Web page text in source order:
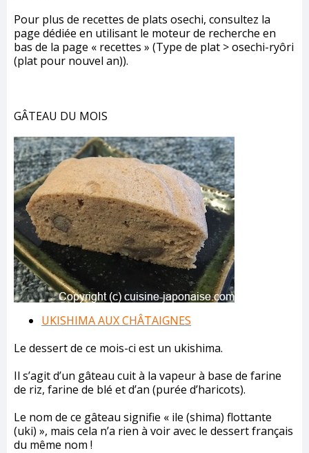
Pour plus de recettes de plats osechi, consultez la
page dédiée en utilisant le moteur de recherche en
bas de la page « recettes » (Type de plat > osechi-ryôri
(plat pour nouvel an)).
GÂTEAU DU MOIS
UKISHIMA AUX CHÂTAIGNES
Le dessert de ce mois-ci est un ukishima.
Il s’agit d’un gâteau cuit à la vapeur à base de farine
de riz, farine de blé et d’an (purée d’haricots).
Le nom de ce gâteau signifie « ile (shima) flottante
(uki) », mais cela n’a rien à voir avec le dessert français
du même nom !